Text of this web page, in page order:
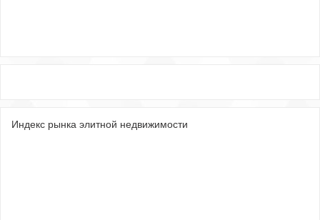
Индекс рынка элитной недвижимости